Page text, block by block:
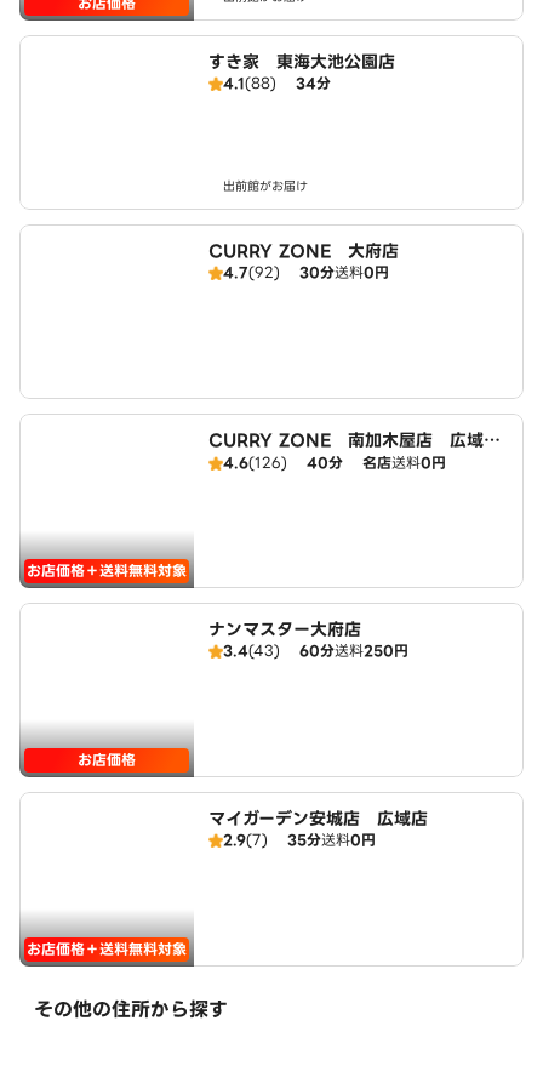
すき家 東海大池公園店
4.1(88) 34分
出前館がお届け
CURRY ZONE 大府店
4.7(92) 30分送料0円
お店価格＋送料無料対象
CURRY ZONE 南加木屋店 広域エ
リア
4.6(126) 40分 名店送料0円
お店価格
ナンマスター大府店
3.4(43) 60分送料250円
お店価格＋送料無料対象
マイガーデン安城店 広域店
2.9(7) 35分送料0円
その他の住所から探す